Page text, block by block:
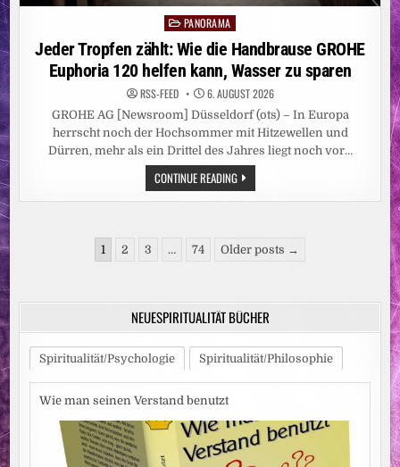
Posted
in
PANORAMA
Jeder Tropfen zählt: Wie die Handbrause GROHE
Euphoria 120 helfen kann, Wasser zu sparen
RSS-FEED 6. AUGUST 2026
GROHE AG [Newsroom] Düsseldorf (ots) – In Europa
herrscht noch der Hochsommer mit Hitzewellen und
Dürren, mehr als ein Drittel des Jahres liegt noch vor…
CONTINUE READINGJEDER
TROPFEN
ZÄHLT:
GROHE
EUPHORIA
WASSER
ZU
SPAREN
Seitennummerierung
Beiträge
1 2 3 … 74 Older posts →
NEUESPIRITUALITÄT BÜCHER
Spiritualität/Psychologie Spiritualität/Philosophie
Wie man seinen Verstand benutzt